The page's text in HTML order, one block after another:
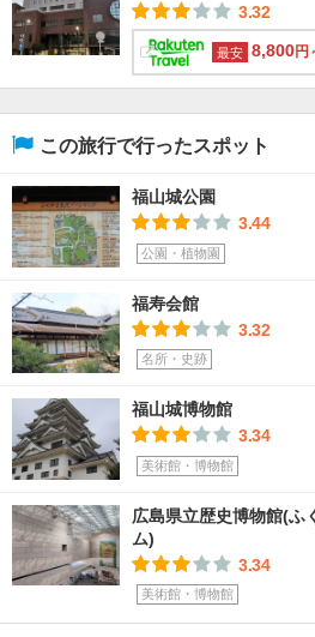
3.32
最安 8,800円
この旅行で行ったスポット
福山城公園
3.44
公園・植物園
福寿会館
3.32
名所・史跡
福山城博物館
3.34
美術館・博物館
広島県立歴史博物館(ふ
ム)
3.34
美術館・博物館